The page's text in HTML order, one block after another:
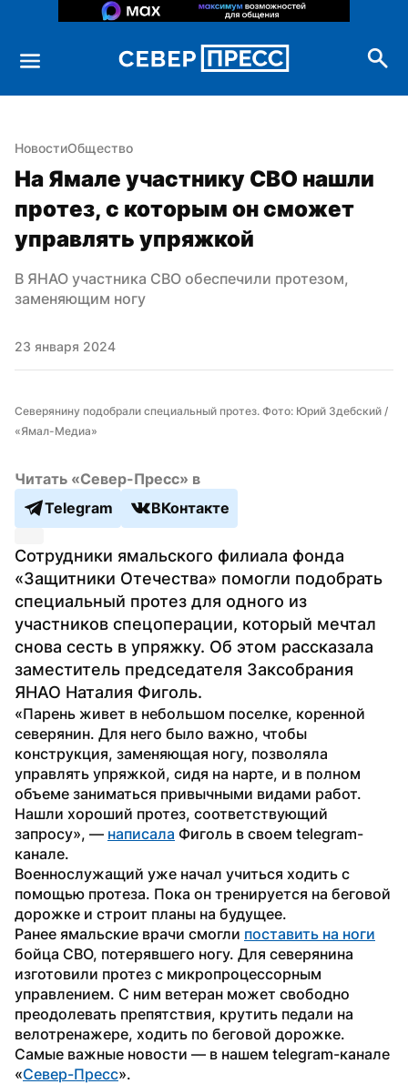
НовостиОбщество
На Ямале участнику СВО нашли
протез, с которым он сможет
управлять упряжкой
В ЯНАО участника СВО обеспечили протезом,
заменяющим ногу
23 января 2024
Северянину подобрали специальный протез. Фото: Юрий Здебский /
«Ямал-Медиа»
Читать «Север-Пресс» в
Telegram
ВКонтакте
Сотрудники ямальского филиала фонда
«Защитники Отечества» помогли подобрать
специальный протез для одного из
участников спецоперации, который мечтал
снова сесть в упряжку. Об этом рассказала
заместитель председателя Заксобрания
ЯНАО Наталия Фиголь.
«Парень живет в небольшом поселке, коренной
северянин. Для него было важно, чтобы
конструкция, заменяющая ногу, позволяла
управлять упряжкой, сидя на нарте, и в полном
объеме заниматься привычными видами работ.
Нашли хороший протез, соответствующий
запросу», — написала Фиголь в своем telegram-
канале.
Военнослужащий уже начал учиться ходить с
помощью протеза. Пока он тренируется на беговой
дорожке и строит планы на будущее.
Ранее ямальские врачи смогли поставить на ноги
бойца СВО, потерявшего ногу. Для северянина
изготовили протез с микропроцессорным
управлением. С ним ветеран может свободно
преодолевать препятствия, крутить педали на
велотренажере, ходить по беговой дорожке.
Самые важные новости — в нашем telegram-канале
«Север-Пресс».